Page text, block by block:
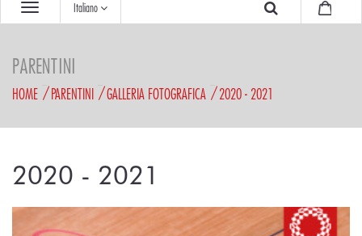
Italiano
PARENTINI
HOME PARENTINI GALLERIA FOTOGRAFICA 2020 - 2021
2020 - 2021